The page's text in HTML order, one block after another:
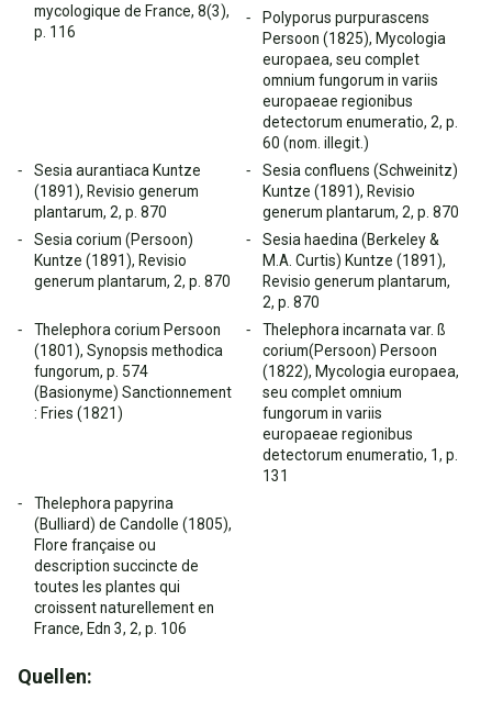
mycologique de France, 8(3),
p. 116
Polyporus purpurascens
Persoon (1825), Mycologia
europaea, seu complet
omnium fungorum in variis
europaeae regionibus
detectorum enumeratio, 2, p.
60 (nom. illegit.)
Sesia aurantiaca Kuntze
(1891), Revisio generum
plantarum, 2, p. 870
Sesia confluens (Schweinitz)
Kuntze (1891), Revisio
generum plantarum, 2, p. 870
Sesia corium (Persoon)
Kuntze (1891), Revisio
generum plantarum, 2, p. 870
Sesia haedina (Berkeley &
M.A. Curtis) Kuntze (1891),
Revisio generum plantarum,
2, p. 870
Thelephora corium Persoon
(1801), Synopsis methodica
fungorum, p. 574
(Basionyme) Sanctionnement
: Fries (1821)
Thelephora incarnata var. ß
corium(Persoon) Persoon
(1822), Mycologia europaea,
seu complet omnium
fungorum in variis
europaeae regionibus
detectorum enumeratio, 1, p.
131
Thelephora papyrina
(Bulliard) de Candolle (1805),
Flore française ou
description succincte de
toutes les plantes qui
croissent naturellement en
France, Edn 3, 2, p. 106
Quellen: